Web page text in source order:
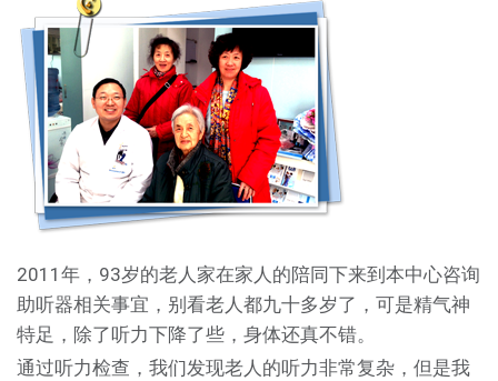
2011年，93岁的老人家在家人的陪同下来到本中心咨询
助听器相关事宜，别看老人都九十多岁了，可是精气神
特足，除了听力下降了些，身体还真不错。
通过听力检查，我们发现老人的听力非常复杂，但是我